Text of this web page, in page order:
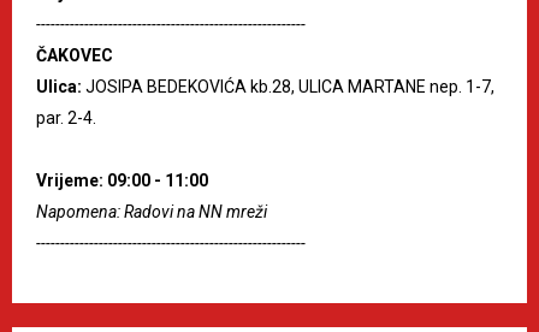
--------------------------------------------------------
ČAKOVEC
Ulica: JOSIPA BEDEKOVIĆA kb.28, ULICA MARTANE nep. 1-7,
par. 2-4.
Vrijeme: 09:00 - 11:00
Napomena: Radovi na NN mreži
--------------------------------------------------------